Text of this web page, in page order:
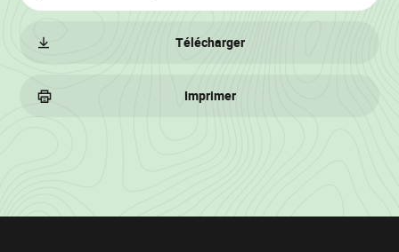
Télécharger
Imprimer
Informations